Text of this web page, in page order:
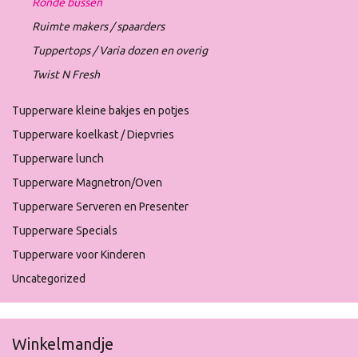
Ruimte makers / spaarders
Tuppertops / Varia dozen en overig
Twist N Fresh
Tupperware kleine bakjes en potjes
Tupperware koelkast / Diepvries
Tupperware lunch
Tupperware Magnetron/Oven
Tupperware Serveren en Presenter
Tupperware Specials
Tupperware voor Kinderen
Uncategorized
Winkelmandje